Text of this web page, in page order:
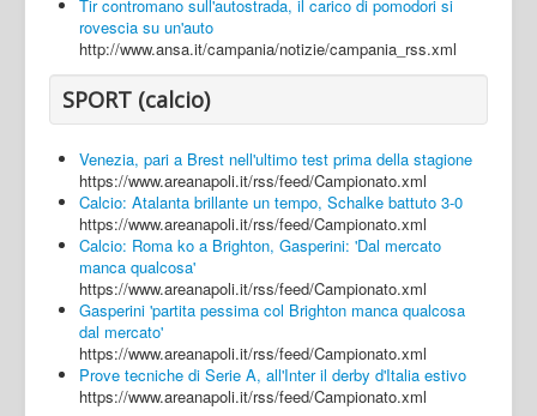
Tir contromano sull'autostrada, il carico di pomodori si
rovescia su un'auto
http://www.ansa.it/campania/notizie/campania_rss.xml
SPORT (calcio)
Venezia, pari a Brest nell'ultimo test prima della stagione
https://www.areanapoli.it/rss/feed/Campionato.xml
Calcio: Atalanta brillante un tempo, Schalke battuto 3-0
https://www.areanapoli.it/rss/feed/Campionato.xml
Calcio: Roma ko a Brighton, Gasperini: 'Dal mercato
manca qualcosa'
https://www.areanapoli.it/rss/feed/Campionato.xml
Gasperini 'partita pessima col Brighton manca qualcosa
dal mercato'
https://www.areanapoli.it/rss/feed/Campionato.xml
Prove tecniche di Serie A, all'Inter il derby d'Italia estivo
https://www.areanapoli.it/rss/feed/Campionato.xml